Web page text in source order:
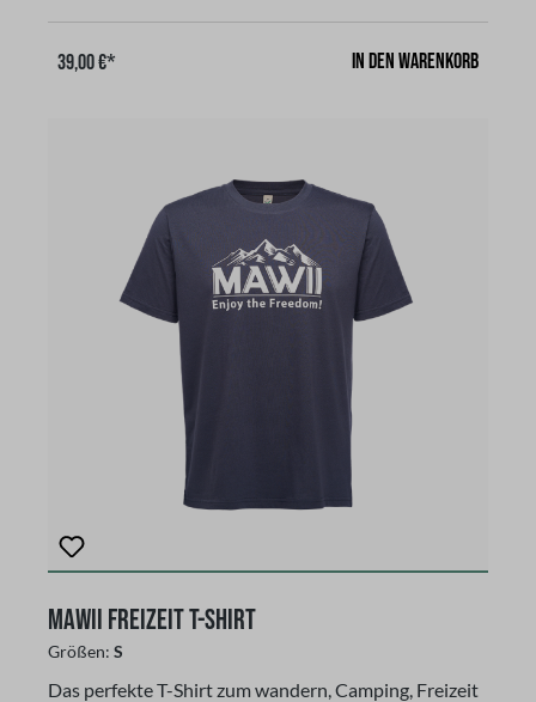
komfortablen Begleiter in der Freizeit. Eine
Qualität. Gerader Schnitt, kurzärmligmit unserem
cm, Höhe 72 cmGr. L: Breite 56 cm, Höhe 74 cmGr.
XL: Breite 60 cm, Höhe 76 cm
39,00 €* In den Warenkorb
MAWII Freizeit T-Shirt
Größen: S
Das perfekte T-Shirt zum wandern, Camping, Freizeit